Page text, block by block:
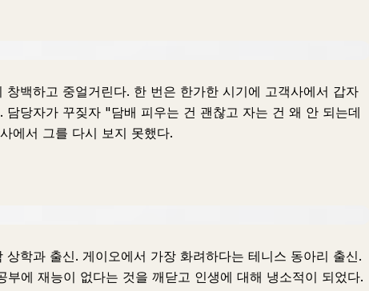
백하고 중얼거린다. 한 번은 한가한 시기에 고객사에서 갑자
담당자가 꾸짖자 "담배 피우는 건 괜찮고 자는 건 왜 안 되는데
에서 그를 다시 보지 못했다.
학과 출신. 게이오에서 가장 화려하다는 테니스 동아리 출신.
부에 재능이 없다는 것을 깨닫고 인생에 대해 냉소적이 되었다.